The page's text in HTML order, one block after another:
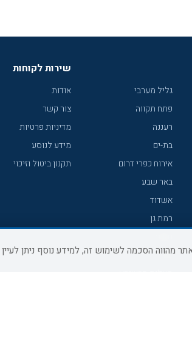
גליל מערבי
פתח תקווה
רעננה
בת-ים
אירוח כפרי דרום
באר שבע
אשדוד
רמת גן
עכו
שירות לקוחות
אודות
צור קשר
מדיניות פרטיות
מידע לנוסע
תקנון ביטול וזיכוי